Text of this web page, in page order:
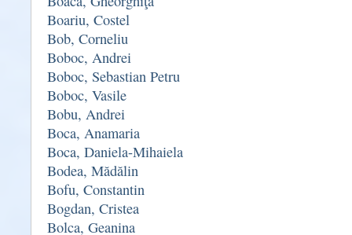
Boariu, Costel
Bob, Corneliu
Boboc, Andrei
Boboc, Sebastian Petru
Boboc, Vasile
Bobu, Andrei
Boca, Anamaria
Boca, Daniela-Mihaiela
Bodea, Mădălin
Bofu, Constantin
Bogdan, Cristea
Bolca, Geanina